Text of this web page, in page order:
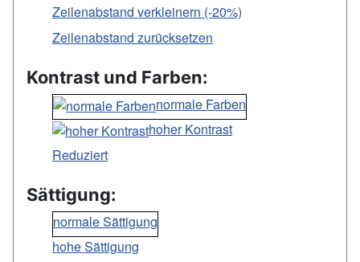
Zeilenabstand verkleinern (-20%)
Zeilenabstand zurücksetzen
Kontrast und Farben:
normale Farben
hoher Kontrast
Reduziert
Sättigung:
normale Sättigung
hohe Sättigung